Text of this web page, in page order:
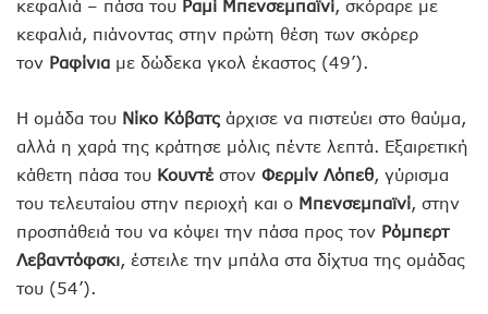
κεφαλιά – πάσα του Ραμί Μπενσεμπαϊνί, σκόραρε με
κεφαλιά, πιάνοντας στην πρώτη θέση των σκόρερ
τον Ραφίνια με δώδεκα γκολ έκαστος (49’).
Η ομάδα του Νίκο Κόβατς άρχισε να πιστεύει στο θαύμα,
αλλά η χαρά της κράτησε μόλις πέντε λεπτά. Εξαιρετική
κάθετη πάσα του Κουντέ στον Φερμίν Λόπεθ, γύρισμα
του τελευταίου στην περιοχή και ο Μπενσεμπαϊνί, στην
προσπάθειά του να κόψει την πάσα προς τον Ρόμπερτ
Λεβαντόφσκι, έστειλε την μπάλα στα δίχτυα της ομάδας
του (54’).